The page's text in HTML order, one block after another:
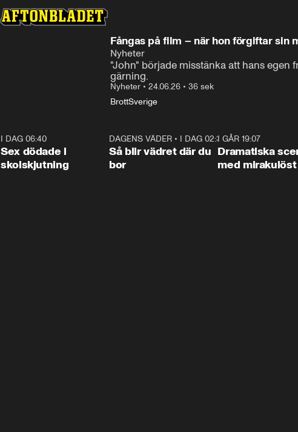
Fångas på film – när hon förgiftar sin
Nyheter
"John" började misstänka att hans
gärning.
Nyheter • 24.06.26 • 36 sek
BrottSverige
I DAG 06:40
Sex dödade i
skolskjutning
1:06
DAGENS VÄDER • I DAG 02:30
Så blir vädret där du
bor
I GÅR 19:07
Dramatiska
med